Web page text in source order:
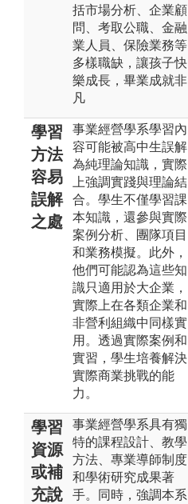
括市場分析、企業顧
問、考取公職、金融
業人員、保險業務等
多樣職缺，讓孩子快
樂成長，畢業成就非
凡
學習
方法
容易
誤解
之處
事業經營學系學習內
容可能被高中生誤解
為純理論知識，實際
上強調實踐與理論結
合。學生不僅學習課
本知識，還參與實際
案例分析、團隊項目
和業務模擬。此外，
他們可能認為這些知
識只適用於大企業，
實際上在各類企業和
非營利組織中同樣實
用。透過實際案例和
實習，學生培養解決
實際商業挑戰的能
力。
學習
資源
或補
充說
事業經營學系具有獨
特的課程設計、教學
方法、專業導師制度
和學術研究成果著
手。同時，強調本系